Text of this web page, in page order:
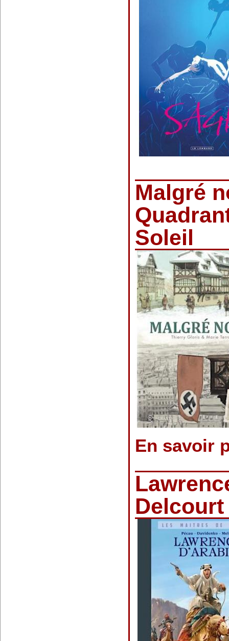
Malgré
Soleil
En savoir
Delcourt